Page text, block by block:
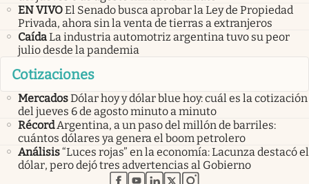
EN VIVOEl Senado busca aprobar la Ley de Propiedad
Privada, ahora sin la venta de tierras a extranjeros
CaídaLa industria automotriz argentina tuvo su peor
julio desde la pandemia
Cotizaciones
MercadosDólar hoy y dólar blue hoy: cuál es la cotización
del jueves 6 de agosto minuto a minuto
RécordArgentina, a un paso del millón de barriles:
cuántos dólares ya genera el boom petrolero
Análisis“Luces rojas” en la economía: Lacunza destacó el
dólar, pero dejó tres advertencias al Gobierno
abre en nueva pestaña
abre en nueva pestaña
abre en nueva pestaña
abre en nueva pestaña
abre en nueva pestaña